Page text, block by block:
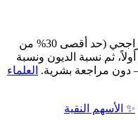
نحدّد الحكم الشرعي آلياً وفق معيار الراجحي (حد أقصى 30% من
ثم نسبة الديون ونسبة
— دون مراجعة بشرية. العلماء
✨ الأسهم النقية